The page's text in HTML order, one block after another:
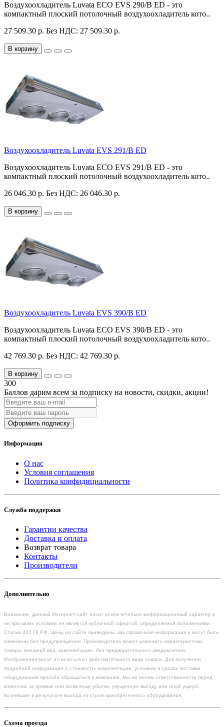
Воздухоохладитель Luvata ECO EVS 290/B ED - это
компактный плоский потолочный воздухоохладитель кото..
27 509.30 р. Без НДС: 27 509.30 р.
В корзину
Воздухоохладитель Luvata EVS 291/B ED
Воздухоохладитель Luvata ECO EVS 291/B ED - это
компактный плоский потолочный воздухоохладитель кото..
26 046.30 р. Без НДС: 26 046.30 р.
В корзину
Воздухоохладитель Luvata EVS 390/B ED
Воздухоохладитель Luvata ECO EVS 390/B ED - это
компактный плоский потолочный воздухоохладитель кото..
42 769.30 р. Без НДС: 42 769.30 р.
В корзину
300
Баллов дарим всем за подписку на новости, скидки, акции!
Оформить подписку
Информация
О нас
Условия соглашения
Политика конфидициальности
Служба поддержки
Гарантии качества
Доставка и оплата
Возврат товара
Контакты
Производители
Дополнительно
Внимание, данный Интернет-сайт носит исключительно информационный характер и
ни при каких условиях не является публичной офертой, определяемой положениями
Статьи 437 ГК РФ. Цены на сайте приведены, как справочная информация и могут быть
изменены без предупреждения. Производитель может изменить характеристики
товара, внешний вид, комплектацию, без предварительного уведомления.
Изображения могут отличаться от действительного вида товара. Для получения
подробной информации о стоимости, комплектации, условиях и сроках поставки
оборудования просьба обращаться в компанию. Мы не несем ответственности перед
клиентом за прямые или косвенные убытки, упущенную выгоду или иной ущерб,
возникшие в результате выхода из строя приобретенного оборудования.
Схема проезда